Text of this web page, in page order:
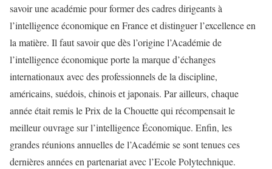
savoir une académie pour former des cadres dirigeants à
l’intelligence économique en France et distinguer l’excellence en
la matière. Il faut savoir que dès l’origine l’Académie de
l’intelligence économique porte la marque d’échanges
internationaux avec des professionnels de la discipline,
américains, suédois, chinois et japonais. Par ailleurs, chaque
année était remis le Prix de la Chouette qui récompensait le
meilleur ouvrage sur l’intelligence Économique. Enfin, les
grandes réunions annuelles de l’Académie se sont tenues ces
dernières années en partenariat avec l’Ecole Polytechnique.